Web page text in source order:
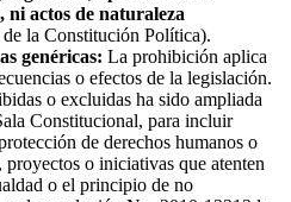
ni actos de naturaleza
la Constitución Política).
genéricas: La prohibición aplica
o efectos de la legislación.
o excluidas ha sido ampliada
Constitucional, para incluir
de derechos humanos o
proyectos o iniciativas que atenten
o el principio de no